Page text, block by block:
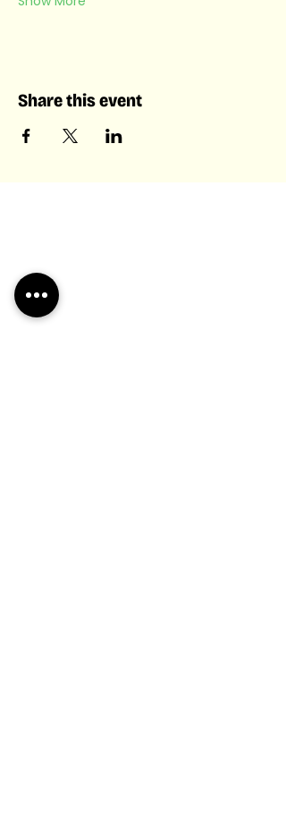
Share this event
Laboratory of Collective &